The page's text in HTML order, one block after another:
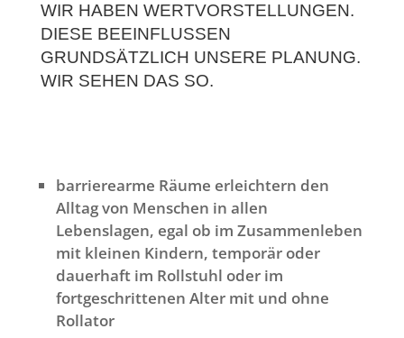
WIR HABEN WERTVORSTELLUNGEN.
DIESE BEEINFLUSSEN
GRUNDSÄTZLICH UNSERE PLANUNG.
WIR SEHEN DAS SO.
barrierearme Räume erleichtern den
Alltag von Menschen in allen
Lebenslagen, egal ob im Zusammenleben
mit kleinen Kindern, temporär oder
dauerhaft im Rollstuhl oder im
fortgeschrittenen Alter mit und ohne
Rollator